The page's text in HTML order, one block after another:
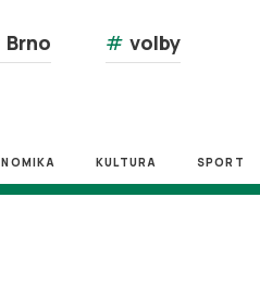
Brno # volby
KULTURA SPORT